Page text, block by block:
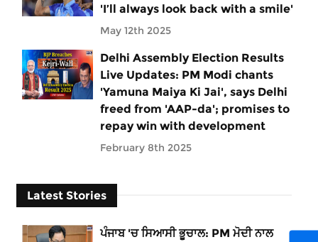
'I’ll always look back with a smile'
May 12th 2025
Delhi Assembly Election Results
Live Updates: PM Modi chants
'Yamuna Maiya Ki Jai', says Delhi
freed from 'AAP-da'; promises to
repay win with development
February 8th 2025
Latest Stories
ਪੰਜਾਬ 'ਚ ਸਿਆਸੀ ਭੂਚਾਲ: PM ਮੋਦੀ ਨਾਲ